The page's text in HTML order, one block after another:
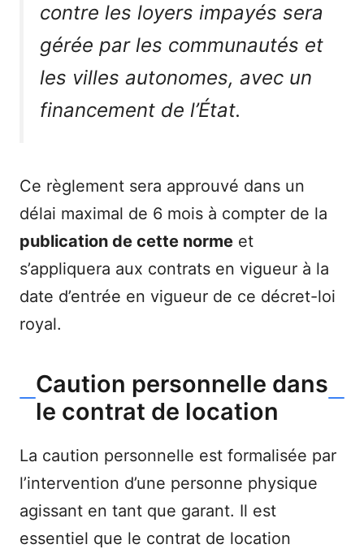
contre les loyers impayés sera
gérée par les communautés et
les villes autonomes, avec un
financement de l’État.
Ce règlement sera approuvé dans un
délai maximal de 6 mois à compter de la
publication de cette norme et
s’appliquera aux contrats en vigueur à la
date d’entrée en vigueur de ce décret-loi
royal.
Caution personnelle dans
le contrat de location
La caution personnelle est formalisée par
l’intervention d’une personne physique
agissant en tant que garant. Il est
essentiel que le contrat de location